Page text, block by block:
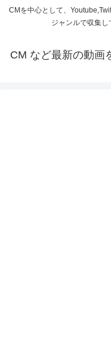
CMを中心として、
ジャンルで収集し
CM など最新の動画